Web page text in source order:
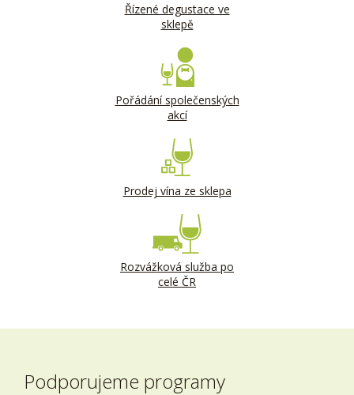
Řízené degustace ve
sklepě
Pořádání společenských
akcí
Prodej vína ze sklepa
Rozvážková služba po
celé ČR
Podporujeme programy